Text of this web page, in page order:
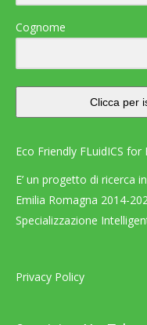
Cognome
Clicca per
Eco Friendly FLuidICS for
E’ un progetto di ricerca
Emilia Romagna 2014-
Specializzazione
Privacy Policy